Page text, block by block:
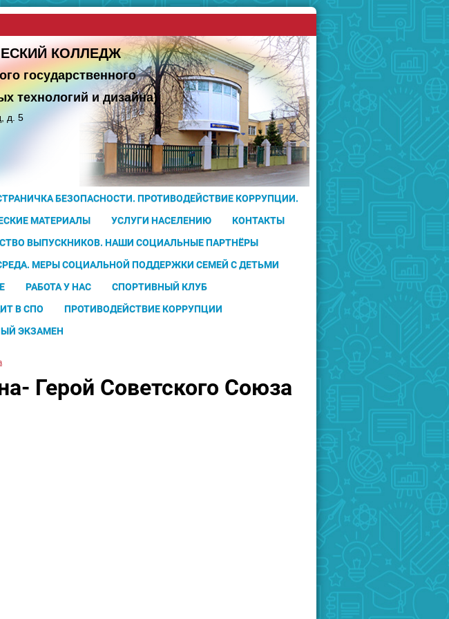
КОЛЛЕДЖ
государственного
технологий и дизайна)
д. 5
БЕЗОПАСНОСТИ. ПРОТИВОДЕЙСТВИЕ КОРРУПЦИИ.
МАТЕРИАЛЫ УСЛУГИ НАСЕЛЕНИЮ
КОНТАКТЫ
ВЫПУСКНИКОВ. НАШИ СОЦИАЛЬНЫЕ ПАРТНЁРЫ
МЕРЫ СОЦИАЛЬНОЙ ПОДДЕРЖКИ СЕМЕЙ С ДЕТЬМИ
РАБОТА У НАС
СПОРТИВНЫЙ КЛУБ
В СПО
ПРОТИВОДЕЙСТВИЕ КОРРУПЦИИ
ЭКЗАМЕН
Герой Советского Союза